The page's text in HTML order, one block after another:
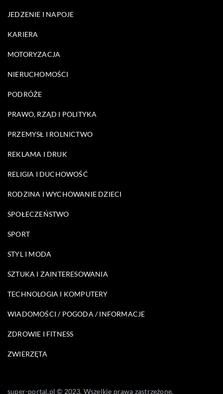
JEDZENIE I NAPOJE
KARIERA
MOTORYZACJA
NIERUCHOMOŚCI
PODRÓŻE
PRAWO, RZĄD I POLITYKA
PRZEMYSŁ I ROLNICTWO
REKLAMA I DRUK
RELIGIA I DUCHOWOŚĆ
RODZINA I WYCHOWANIE DZIECI
SPOŁECZEŃSTWO
SPORT
STYL I MODA
SZTUKA I ZAINTERESOWANIA
TECHNOLOGIA I KOMPUTERY
WIADOMOŚCI / POGODA / INFORMACJE
ZDROWIE I FITNESS
ZWIERZĘTA
super-portal.pl © 2023. Wszelkie prawa zastrzeżone.